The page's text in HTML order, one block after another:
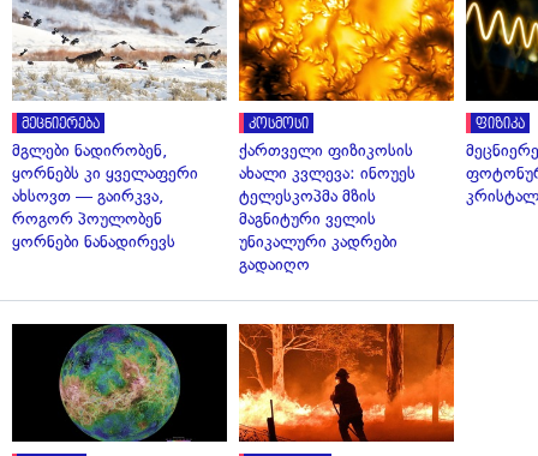
მეცნიერება
მგლები ნადირობენ,
ყორნებს კი ყველაფერი
ახსოვთ — გაირკვა,
როგორ პოულობენ
ყორნები ნანადირევს
კოსმოსი
ქართველი ფიზიკოსის
ახალი კვლევა: ინოუეს
ტელესკოპმა მზის
მაგნიტური ველის
უნიკალური კადრები
გადაიღო
ფიზიკა